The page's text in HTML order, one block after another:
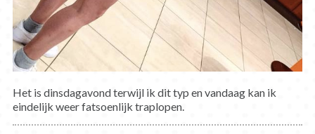
Het is dinsdagavond terwijl ik dit typ en vandaag kan ik
eindelijk weer fatsoenlijk traplopen.